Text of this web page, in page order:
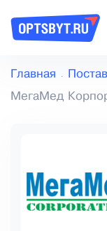
Главная
МегаМед